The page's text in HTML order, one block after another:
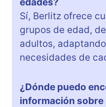
Sí, Berlitz ofrece
grupos de edad,
adultos,
necesidades de
¿Dónde puedo
información sobre